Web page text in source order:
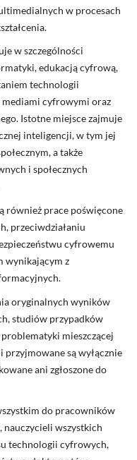
w procesach
w szczególności
edukacją cyfrową,
technologii
cyfrowymi oraz
Istotne miejsce zajmuje
inteligencji, w tym jej
a także
i społecznych
również prace poświęcone
przeciwdziałaniu
cyfrowemu
wynikającym z
oryginalnych wyników
studiów przypadków
mieszczącej
są wyłącznie
ani zgłoszone do
do pracowników
nauczycieli wszystkich
technologii cyfrowych,